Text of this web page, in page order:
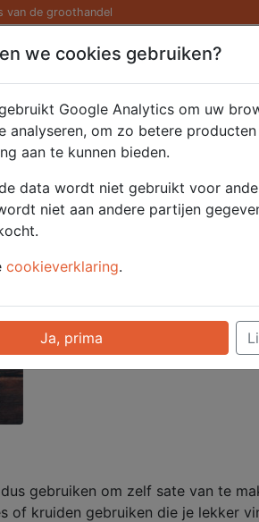
van de groothandel
Saté/ Barbecue Diversen
gr.
Categorie
Selecteer hier uw afhaalpunt
gebruiken om zelf sate van te
of kruiden gebruiken die je lekker
we cookies gebruiken?
Google Analytics om uw
analyseren, om zo betere producten
aan te kunnen bieden.
data wordt niet gebruikt voor
niet aan andere partijen
cookieverklaring.
Ja, prima